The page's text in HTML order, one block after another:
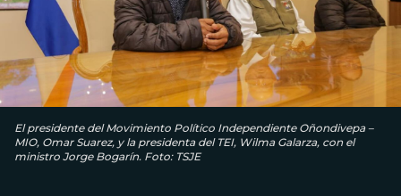
El presidente del Movimiento Político Independiente Oñondivepa –
MIO, Omar Suarez, y la presidenta del TEI, Wilma Galarza, con el
ministro Jorge Bogarín. Foto: TSJE